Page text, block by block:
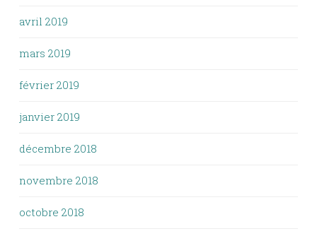
avril 2019
mars 2019
février 2019
janvier 2019
décembre 2018
novembre 2018
octobre 2018